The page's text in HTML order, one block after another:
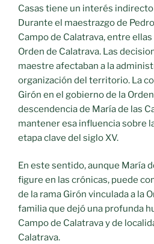
Casas tiene un interés
Durante el maestrazgo de
Campo de Calatrava, entre
Orden de Calatrava. Las
maestre afectaban a la
organización del territorio. La
Girón en el gobierno de la
descendencia de María de las
mantener esa influencia sobre
etapa clave del siglo XV.
En este sentido, aunque María
figure en las crónicas, puede
de la rama Girón vinculada a la
familia que dejó una profunda
Campo de Calatrava y de
Calatrava.